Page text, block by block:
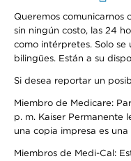
Queremos comunicarnos
sin ningún costo, las 24
como intérpretes. Solo
bilingües. Están a su
Si desea reportar un
Miembro de Medicare:
p. m. Kaiser Permanente
una copia impresa es
Miembros de Medi-Cal: